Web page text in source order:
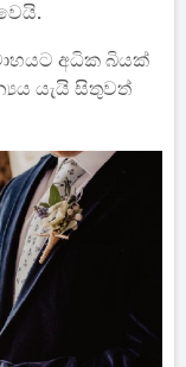
අධික බියක්
යැයි සිතුවත්